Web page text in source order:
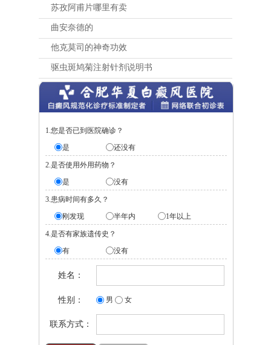
苏孜阿甫片哪里有卖
曲安奈德的
他克莫司的神奇功效
驱虫斑鸠菊注射针剂说明书
1.您是否已到医院确诊？
是
还没有
2.是否使用外用药物？
是
没有
3.患病时间有多久？
刚发现
半年内 1年以上
4.是否有家族遗传史？
有
没有
姓名：
性别： 男 女
联系方式：